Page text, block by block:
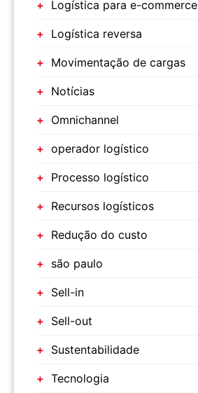
Logística para e-commerce
Logística reversa
Movimentação de cargas
Notícias
Omnichannel
operador logístico
Processo logístico
Recursos logísticos
Redução do custo
são paulo
Sell-in
Sell-out
Sustentabilidade
Tecnologia